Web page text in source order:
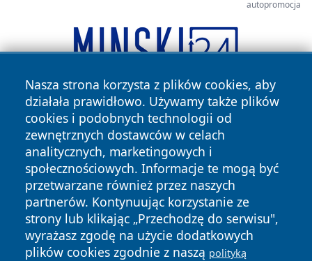
autopromocja
Nasza strona korzysta z plików cookies, aby
działała prawidłowo. Używamy także plików
cookies i podobnych technologii od
zewnętrznych dostawców w celach
analitycznych, marketingowych i
społecznościowych. Informacje te mogą być
przetwarzane również przez naszych
partnerów. Kontynuując korzystanie ze
strony lub klikając „Przechodzę do serwisu",
wyrażasz zgodę na użycie dodatkowych
plików cookies zgodnie z naszą polityką
Copyright © 2026 przemyslonline.pl Wszystkie prawa
zastrzeżone.
Polityka Polityka